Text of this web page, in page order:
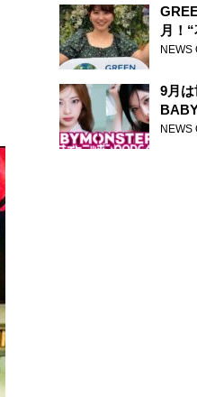
月！
NEWS
9月
トニ
NEWS